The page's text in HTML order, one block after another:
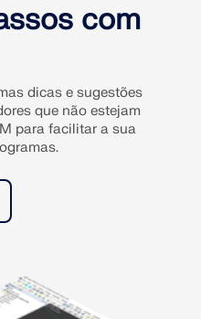
com
dicas e sugestões
que não estejam
para facilitar a sua